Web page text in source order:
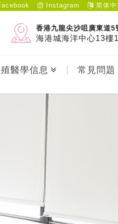
Instagram 简体中
香港九龍尖沙咀廣東道5
海港城海洋中心13樓
醫學信息 常見問題